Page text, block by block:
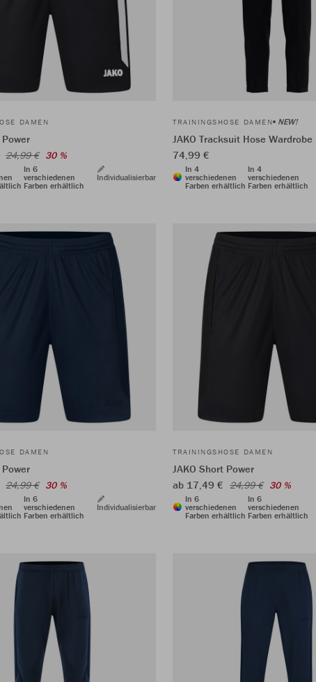
DAMEN
Power
24,99 € 30 %
In 6
verschiedenen
Farben erhältlich
Individualisierbar
TRAININGSHOSE DAMEN NEW!
JAKO Tracksuit Hose Wardrobe
74,99 €
In 4
verschiedenen
Farben erhältlich
In 4
verschiedenen
Farben erhältlich
DAMEN
Power
24,99 € 30 %
In 6
verschiedenen
Farben erhältlich
Individualisierbar
TRAININGSHOSE DAMEN
JAKO Short Power
ab 17,49 € 24,99 € 30 %
In 6
verschiedenen
Farben erhältlich
In 6
verschiedenen
Farben erhältlich